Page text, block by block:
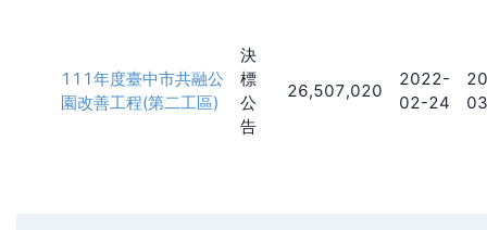
111年度臺中市共融公
園改善工程(第二工區)
決
標
公
告
26,507,020
2022-
02-24